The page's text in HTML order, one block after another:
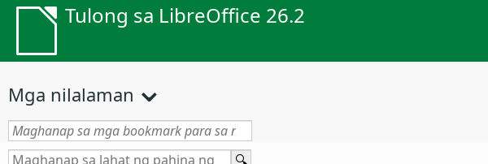
Tulong sa LibreOffice 26.2
Mga nilalaman